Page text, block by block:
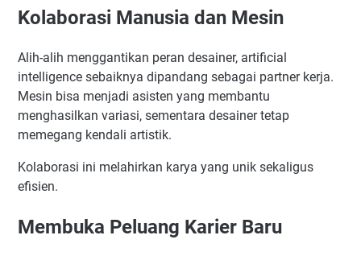
Kolaborasi Manusia dan Mesin
Alih-alih menggantikan peran desainer, artificial
intelligence sebaiknya dipandang sebagai partner kerja.
Mesin bisa menjadi asisten yang membantu
menghasilkan variasi, sementara desainer tetap
memegang kendali artistik.
Kolaborasi ini melahirkan karya yang unik sekaligus
efisien.
Membuka Peluang Karier Baru